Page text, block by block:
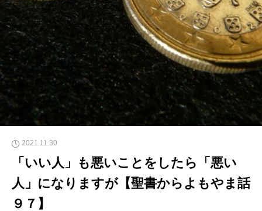
2021.11.30
「いい人」も悪いことをしたら「悪い
人」になりますが【聖書からよもやま話
９７】